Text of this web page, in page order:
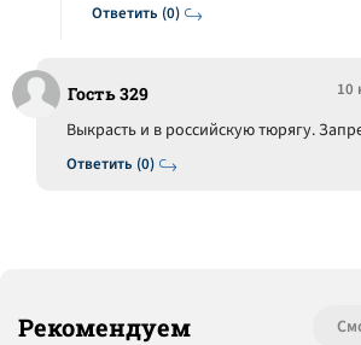
Ответить (0)
Гость 329 10
Ответить (0)
Выкрасть и в российскую тюрягу.
Рекомендуем